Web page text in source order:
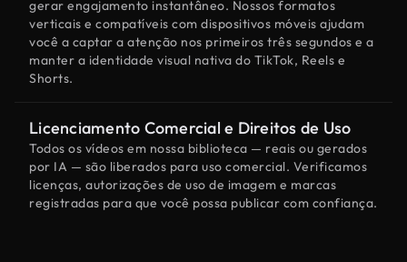
gerar engajamento instantâneo. Nossos formatos
verticais e compatíveis com dispositivos móveis ajudam
você a captar a atenção nos primeiros três segundos e a
manter a identidade visual nativa do TikTok, Reels e
Shorts.
Licenciamento Comercial e Direitos de Uso
Todos os vídeos em nossa biblioteca — reais ou gerados
por IA — são liberados para uso comercial. Verificamos
licenças, autorizações de uso de imagem e marcas
registradas para que você possa publicar com confiança.